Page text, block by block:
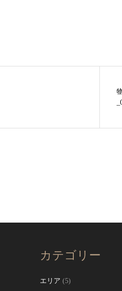
カテゴリー
エリア (5)